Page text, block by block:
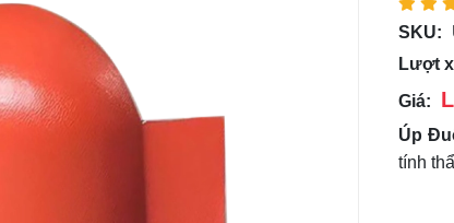
SKU:
Lượt
Giá:
Úp
tính